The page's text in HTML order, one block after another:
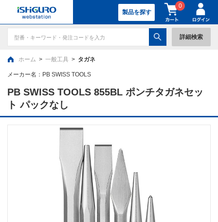
製品を探す
0
詳細検索
ホーム > 一般工具 > タガネ
メーカー名： PB SWISS TOOLS
PB SWISS TOOLS 855BL ポンチタガネセッ
ト パックなし